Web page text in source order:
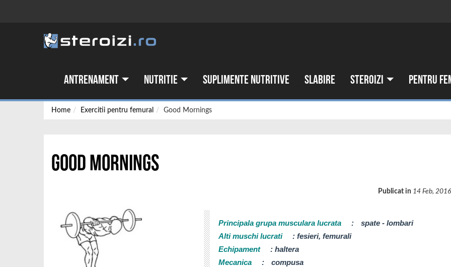
Antrenament Nutritie Suplimente nutritive Slabire Steroizi Pentru
Home Exercitii pentru femural Good Mornings
Good Mornings
Publicat in 14 Feb, 2016
Principala grupa musculara lucrata :
spate - lombari
Alti muschi lucrati
:fesieri, femurali
Echipament
:haltera
Mecanica
: compusa